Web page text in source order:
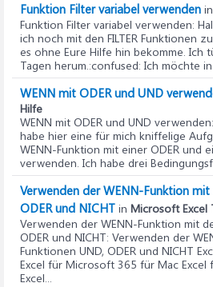
Funktion Filter variabel verwenden in
Funktion Filter variabel verwenden:
ich noch mit den FILTER Funktionen
es ohne Eure Hilfe hin bekomme. Ich
Tagen herum.:confused: Ich möchte
WENN mit ODER und UND
Hilfe
WENN mit ODER und UND verwenden
habe hier eine für mich kniffelige
WENN-Funktion mit einer ODER und
verwenden. Ich habe drei
Verwenden der WENN-Funktion
ODER und NICHT in Microsoft Excel
Verwenden der WENN-Funktion mit
ODER und NICHT: Verwenden der
Funktionen UND, ODER und NICHT
Excel für Microsoft 365 für Mac Excel
Excel...